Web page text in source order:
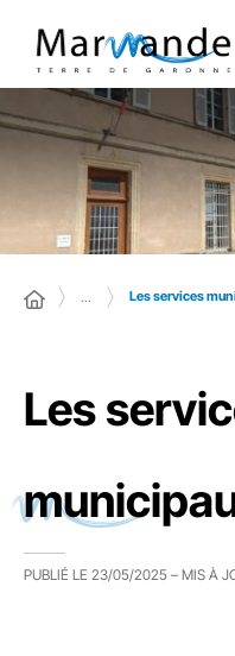
… Les services
Les
PUBLIÉ LE 23/05/2025 – MIS À